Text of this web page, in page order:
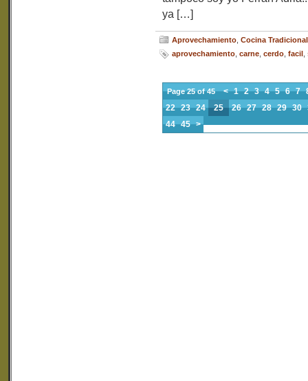
ya […]
Aprovechamiento Cocina Tradicional
aprovechamiento carne cerdo facil
Page 25 of 45 < 1 2 3 4 5 6 7
22 23 24 25 26 27 28 29 30
44 45 >